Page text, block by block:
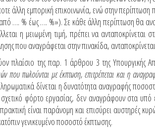
άλλη εμπορική επικοινωνία, ενώ στην
…. % έως …. %»). Σε κάθε άλλη περίπτωση θα
η μειωμένη τιμή, πρέπει να ανταποκρίνεται
που αναγράφεται στην πινακίδα,
πλαίσιο της παρ. 1 άρθρου 3 της
που πωλούνται με έκπτωση, επιτρέπεται και η
δίνεται η δυνατότητα αναγραφής
φόρτο εργασίας, δεν αναγράφουν στα υπό
είναι παράνομη και επισύρει αυστηρές
γενικευμένο ποσοστό έκπτωσης.